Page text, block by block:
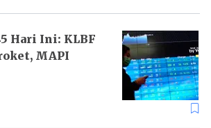
Hari Ini: KLBF
MAPI